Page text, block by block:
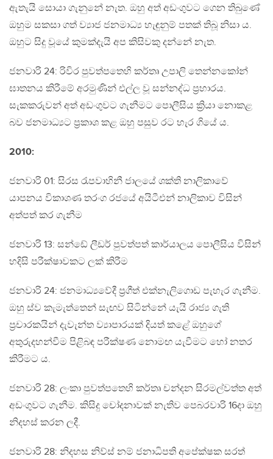
ඇතැයි සොයා ගැනුනේ නැත. ඔහු අත් අඩංගුවට ගෙන තිබුණේ
ඔහුම සකසා ගත් ව්‍යාජ ජනමාධ්‍ය හැඳුනුම් පතක් තිබූ නිසා ය.
ඔහුට සිදු වූයේ කුමක්දැයි අප කිසිවකු දන්නේ නැත.
ජනවාරි 24: රිවිර පුවත්පතෙහි කර්තෘ උපාලි තෙන්නකෝන්
ඝාතනය කිරීමේ අරමුණින් එල්ල වූ සන්නද්ධ ප්‍රහාරය.
සැකකරුවන් අත් අඩංගුවට ගැනීමට පොලීසිය ක්‍රියා නොකළ
බව ජනමාධ්‍යට ප්‍රකාශ කළ ඔහු පසුව රට හැර ගියේ ය.
2010:
ජනවාරි 01: සිරස රැපවාහිනී ජාලයේ ශක්ති නාලිකාවේ
යාපනය විකාශණ තරංග රජයේ අයිටීඑන් නාලිකාව විසින්
අත්පත් කර ගැනීම
ජනවාරි 13: සන්ඩේ ලීඩර් පුවත්පත් කාර්යාලය පොලීසිය විසින්
හදිසි පරීක්ෂාවකට ලක් කිරීම
ජනවාරි 24: ජනමාධ්‍යවේදී ප්‍රගීත් එක්නැලිගොඩ පැහැර ගැනීම.
ඔහු ස්ව කැමැත්තෙන් සැඟව සිටින්නේ යැයි රාජ්‍ය ගැති
ප්‍රචාරකයින් දැවැන්ත ව්‍යාපාරයක් දියත් කළේ ඔහුගේ
අතුරුදහන්වීම පිළිබඳ පරීක්ෂණ නොමඟ යැවීමට හෝ නතර
කිරීමට ය.
ජනවාරි 28: ලංකා පුවත්පතෙහි කර්තෘ චන්දන සිරමල්වත්ත අත්
අඩංගුවට ගැනීම. කිසිදු චෝදනාවක් නැතිව පෙබරවාරි 16දා ඔහු
නිදහස් කරන ලදී.
ජනවාරි 28: නිදහස නිව්ස් නම් ජනාධිපති අපේක්ෂක සරත්